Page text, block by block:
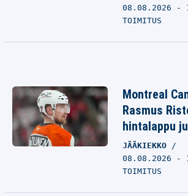
08.08.2026 -
TOIMITUS
Montreal
Rasmus
hintalappu
JÄÄKIEKKO
08.08.2026 -
TOIMITUS